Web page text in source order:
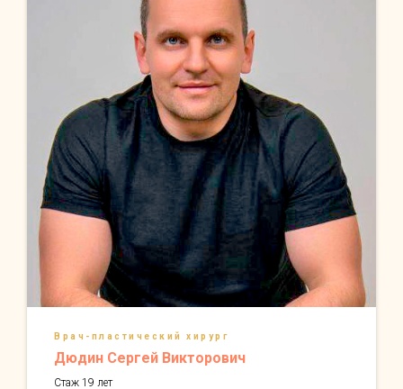
Врач-пластический хирург
Дюдин Сергей Викторович
Стаж 19 лет